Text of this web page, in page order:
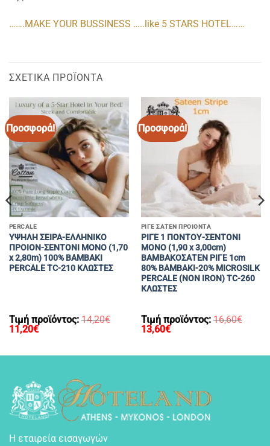
…….MAKE YOUR BUSSINESS …..like 5 STARS HOTEL……
ΣΧΕΤΙΚΆ ΠΡΟΪΌΝΤΑ
Προσφορά!
PERCALE
YΨΗΛΗ ΣΕΙΡΑ-EΛΛΗΝΙΚΟ
ΠΡΟΙΟΝ-ΣΕΝΤΟΝΙ MONΟ (1,70
x 2,80m) 100% BAMBAKI
PERCALE TC-210 ΚΛΩΣΤΕΣ
Τιμή προϊόντος:14,20€
Original
14,20€.
11,20€Η
είναι:
Προσφορά!
ΡΙΓΕ ΣΑΤΕΝ ΠΡΟΙΟΝΤΑ
ΡΙΓΕ 1 ΠΟΝΤΟΥ-ΣΕΝΤΟΝΙ
ΜΟΝΟ (1,90 x 3,00cm)
ΒΑΜΒΑΚΟΣΑΤΕΝ ΡΙΓΕ 1cm
80% BAMBAKI-20% MICROSILK
PERCALE (ΝΟΝ ΙRON) TC-260
ΚΛΩΣΤΕΣ
Τιμή προϊόντος:16,60€
Original
16,60€.
13,60€Η
είναι:
Η εταιρεία εισαγωγών